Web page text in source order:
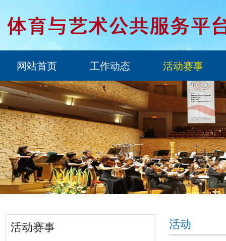
网站首页 工作动态 活动赛事
活动赛事 活动